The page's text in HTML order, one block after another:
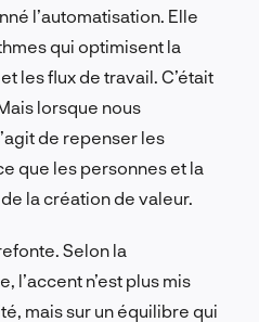
l’automatisation. Elle
qui optimisent la
les flux de travail. C’était
lorsque nous
de repenser les
que les personnes et la
la création de valeur.
Selon la
l’accent n’est plus mis
mais sur un équilibre qui